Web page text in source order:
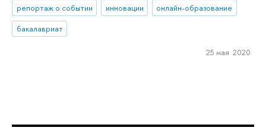
репортаж о событии
инновации
онлайн-образование
бакалавриат
25 мая 2020